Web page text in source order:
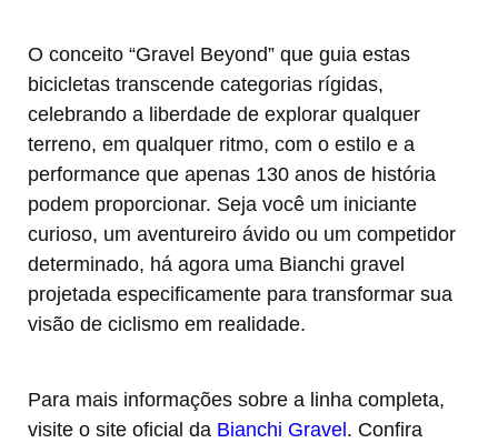
O conceito “Gravel Beyond” que guia estas
bicicletas transcende categorias rígidas,
celebrando a liberdade de explorar qualquer
terreno, em qualquer ritmo, com o estilo e a
performance que apenas 130 anos de história
podem proporcionar. Seja você um iniciante
curioso, um aventureiro ávido ou um competidor
determinado, há agora uma Bianchi gravel
projetada especificamente para transformar sua
visão de ciclismo em realidade.
Para mais informações sobre a linha completa,
visite o site oficial da Bianchi Gravel . Confira